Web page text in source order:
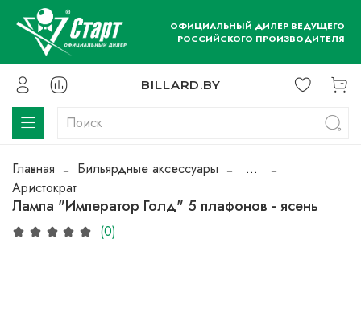
ОФИЦИАЛЬНЫЙ ДИЛЕР ВЕДУЩЕГО
РОССИЙСКОГО ПРОИЗВОДИТЕЛЯ
BILLARD.BY
Главная Бильярдные аксессуары
...
Аристократ
Лампа "Император Голд" 5 плафонов - ясень
(0)